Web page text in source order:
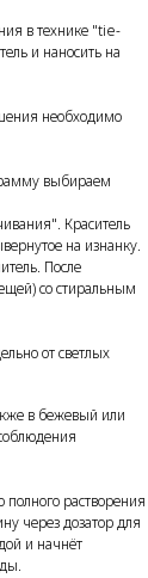
в технике "tie-
и наносить на
необходимо
выбираем
Краситель
на изнанку.
После
со стиральным
от светлых
в бежевый или
полного растворения
через дозатор для
и начнёт